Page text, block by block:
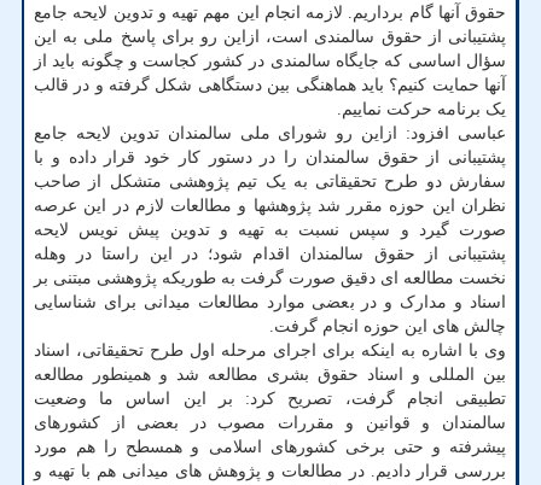
حقوق آنها گام برداریم. لازمه انجام این مهم تهیه و تدوین لایحه جامع
پشتیبانی از حقوق سالمندی است، ازاین رو برای پاسخ ملی به این
سؤال اساسی که جایگاه سالمندی در کشور کجاست و چگونه باید از
آنها حمایت کنیم؟ باید هماهنگی بین دستگاهی شکل گرفته و در قالب
یک برنامه حرکت نماییم.
عباسی افزود: ازاین رو شورای ملی سالمندان تدوین لایحه جامع
پشتیبانی از حقوق سالمندان را در دستور کار خود قرار داده و با
سفارش دو طرح تحقیقاتی به یک تیم پژوهشی متشکل از صاحب
نظران این حوزه مقرر شد پژوهشها و مطالعات لازم در این عرصه
صورت گیرد و سپس نسبت به تهیه و تدوین پیش نویس لایحه
پشتیبانی از حقوق سالمندان اقدام شود؛ در این راستا در وهله
نخست مطالعه ای دقیق صورت گرفت به طوریکه پژوهشی مبتنی بر
اسناد و مدارک و در بعضی موارد مطالعات میدانی برای شناسایی
چالش های این حوزه انجام گرفت.
وی با اشاره به اینکه برای اجرای مرحله اول طرح تحقیقاتی، اسناد
بین المللی و اسناد حقوق بشری مطالعه شد و همینطور مطالعه
تطبیقی انجام گرفت، تصریح کرد: بر این اساس ما وضعیت
سالمندان و قوانین و مقررات مصوب در بعضی از کشورهای
پیشرفته و حتی برخی کشورهای اسلامی و همسطح را هم مورد
بررسی قرار دادیم. در مطالعات و پژوهش های میدانی هم با تهیه و